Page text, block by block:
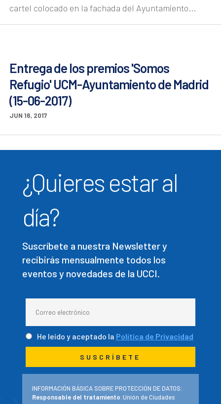
cartel colocado en la fachada del Ayuntamiento...
Entrega de los premios 'Somos
Refugio' UCM-Ayuntamiento de Madrid
(15-06-2017)
JUN 16, 2017
¿Quieres estar al
día?
Suscríbete a nuestra Newsletter y
recibirás mensualmente todos los
eventos y novedades de la UCCI.
He leído y aceptado la Política de Privacidad
INFORMACIÓN BÁSICA SOBRE PROTECCIÓN DE DATOS:
Responsable del tratamiento:Unión de Ciudades